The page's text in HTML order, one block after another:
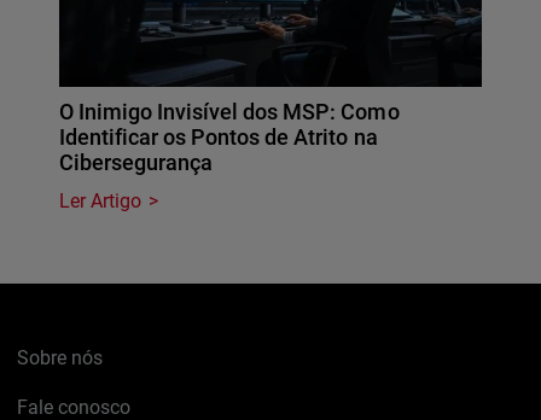
O Inimigo Invisível dos MSP: Como
Identificar os Pontos de Atrito na
Cibersegurança
Ler Artigo
Sobre nós
Fale conosco